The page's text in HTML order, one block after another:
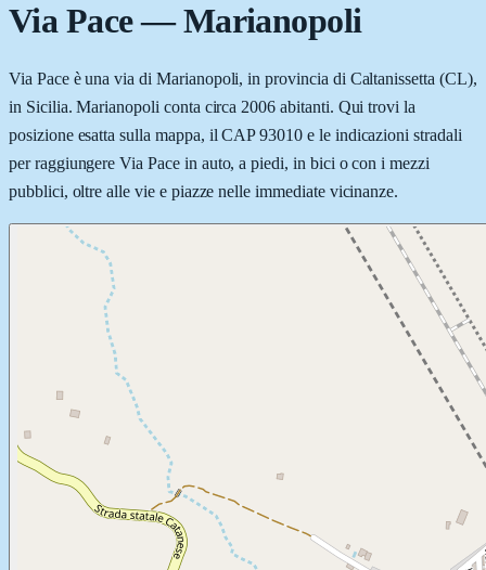
Via Pace—Marianopoli
Via Pace è una via di Marianopoli, in provincia di Caltanissetta (CL),
in Sicilia. Marianopoli conta circa 2006 abitanti. Qui trovi la
posizione esatta sulla mappa, il CAP 93010 e le indicazioni stradali
per raggiungere Via Pace in auto, a piedi, in bici o con i mezzi
pubblici, oltre alle vie e piazze nelle immediate vicinanze.